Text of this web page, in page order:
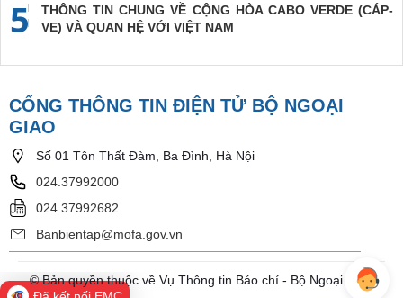
5
THÔNG TIN CHUNG VỀ CỘNG HÒA CABO VERDE (CÁP-
VE) VÀ QUAN HỆ VỚI VIỆT NAM
CỔNG THÔNG TIN ĐIỆN TỬ BỘ NGOẠI
GIAO
Số 01 Tôn Thất Đàm, Ba Đình, Hà Nội
024.37992000
024.37992682
Banbientap@mofa.gov.vn
© Bản quyền thuộc về Vụ Thông tin Báo chí - Bộ Ngoại Giao